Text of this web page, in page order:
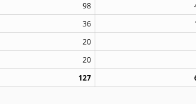
98
36
20
20
127